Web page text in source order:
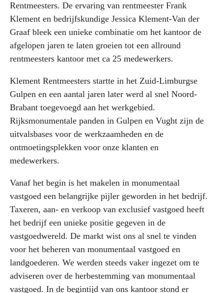
Rentmeesters. De ervaring van rentmeester Frank
Klement en bedrijfskundige Jessica Klement-Van der
Graaf bleek een unieke combinatie om het kantoor de
afgelopen jaren te laten groeien tot een allround
rentmeesters kantoor met ca 25 medewerkers.
Klement Rentmeesters startte in het Zuid-Limburgse
Gulpen en een aantal jaren later werd al snel Noord-
Brabant toegevoegd aan het werkgebied.
Rijksmonumentale panden in Gulpen en Vught zijn de
uitvalsbases voor de werkzaamheden en de
ontmoetingsplekken voor onze klanten en
medewerkers.
Vanaf het begin is het makelen in monumentaal
vastgoed een belangrijke pijler geworden in het bedrijf.
Taxeren, aan- en verkoop van exclusief vastgoed heeft
het bedrijf een unieke positie gegeven in de
vastgoedwereld. De markt wist ons al snel te vinden
voor het beheren van monumentaal vastgoed en
landgoederen. We werden steeds vaker ingezet om te
adviseren over de herbestemming van monumentaal
vastgoed. In de begintijd van ons kantoor stond er